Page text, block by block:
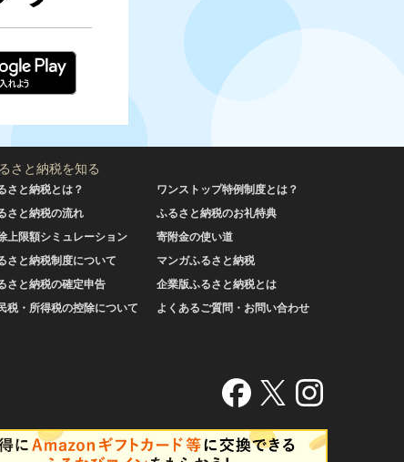
さと納税を知る
さと納税とは？
さと納税の流れ
上限額シミュレーション
さと納税制度について
さと納税の確定申告
税・所得税の控除について
ワンストップ特例制度とは？
ふるさと納税のお礼特典
寄附金の使い道
マンガふるさと納税
企業版ふるさと納税とは
よくあるご質問・お問い合わせ